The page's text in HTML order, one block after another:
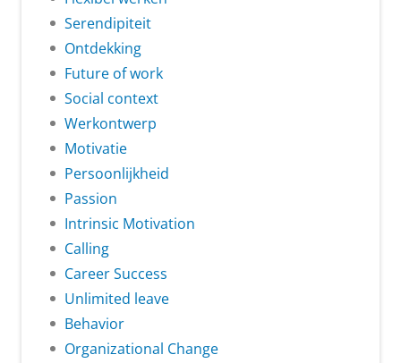
Serendipiteit
Ontdekking
Future of work
Social context
Werkontwerp
Motivatie
Persoonlijkheid
Passion
Intrinsic Motivation
Calling
Career Success
Unlimited leave
Behavior
Organizational Change